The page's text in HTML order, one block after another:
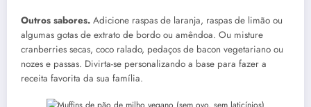
Outros sabores. Adicione raspas de laranja, raspas de limão ou
algumas gotas de extrato de bordo ou amêndoa. Ou misture
cranberries secas, coco ralado, pedaços de bacon vegetariano ou
nozes e passas. Divirta-se personalizando a base para fazer a
receita favorita da sua família.